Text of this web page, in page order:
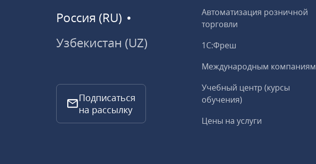
Россия (RU)
Узбекистан (UZ)
Подписаться
на рассылку
Автоматизация розничной
торговли
1С:Фреш
Международным компаниям
Учебный центр (курсы
обучения)
Цены на услуги